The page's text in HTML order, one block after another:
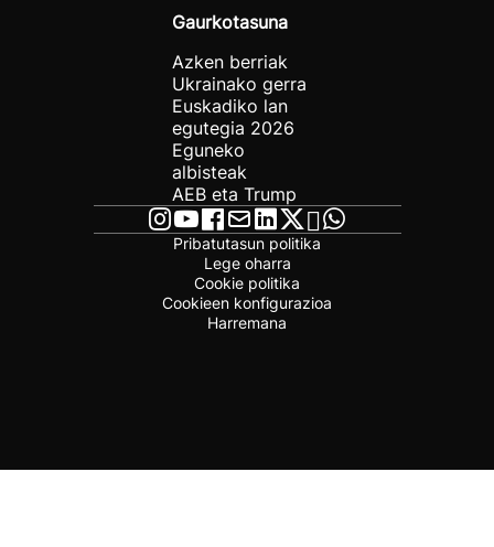
Gaurkotasuna
Azken berriak
Ukrainako gerra
Euskadiko lan
egutegia 2026
Eguneko
albisteak
AEB eta Trump
Pribatutasun politika
Lege oharra
Cookie politika
Cookieen konfigurazioa
Harremana